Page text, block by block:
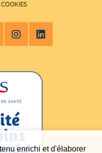
enrichi et d'élaborer